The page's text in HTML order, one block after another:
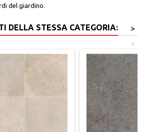
del giardino.
DELLA STESSA CATEGORIA:
>
<